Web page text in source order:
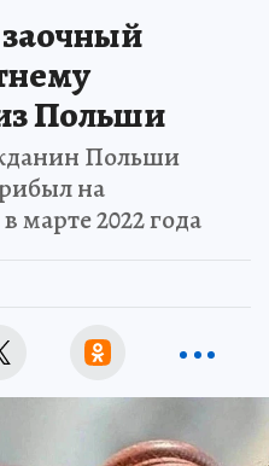
Польши
Польши
на
марте 2022 года